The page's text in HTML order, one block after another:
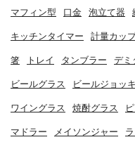
マフィン型 口金 泡立て器
キッチンタイマー 計量カッ
箸 トレイ タンブラー デミ
ビールグラス ビールジョッキ
ワイングラス 焼酎グラス
マドラー メイソンジャー